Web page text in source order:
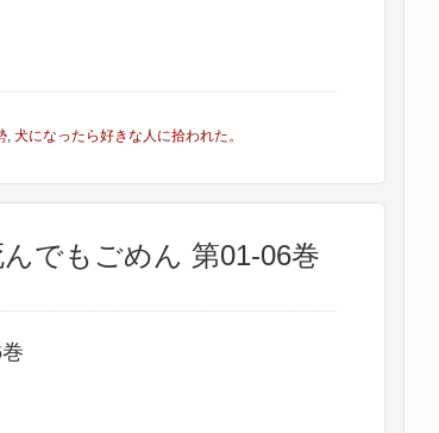
, 犬になったら好きな人に拾われた。
でもごめん 第01-06巻